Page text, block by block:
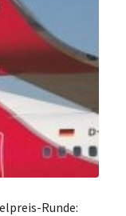
Runde: